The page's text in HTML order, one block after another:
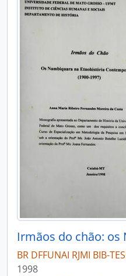
BR DFFUNAI RJMI BIB-
1998